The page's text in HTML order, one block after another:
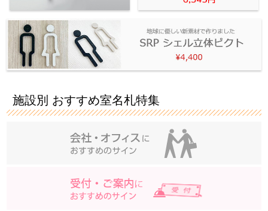
施設別 おすすめ室名札特集